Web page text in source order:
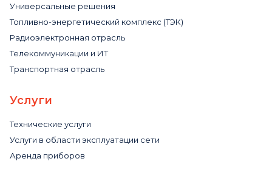
Универсальные решения
Топливно-энергетический комплекс (ТЭК)
Радиоэлектронная отрасль
Телекоммуникации и ИТ
Транспортная отрасль
Услуги
Технические услуги
Услуги в области эксплуатации сети
Аренда приборов